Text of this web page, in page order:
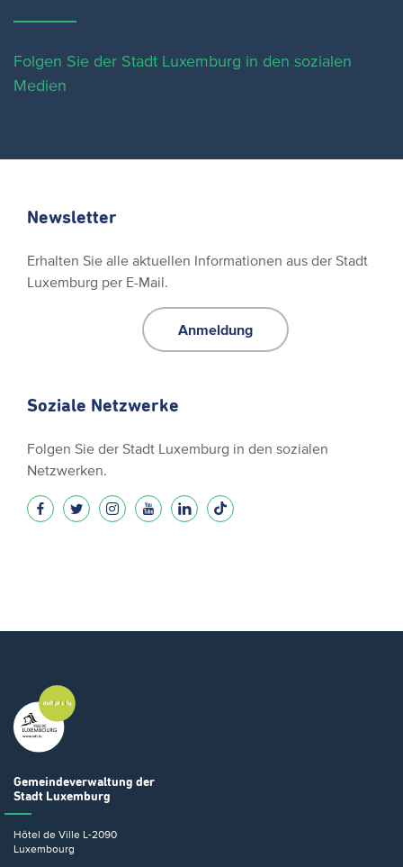
Folgen Sie der Stadt Luxemburg in den sozialen
Medien
Newsletter
Erhalten Sie alle aktuellen Informationen aus der Stadt
Luxemburg per E-Mail.
Anmeldung
Soziale Netzwerke
Folgen Sie der Stadt Luxemburg in den sozialen
Netzwerken.
Gemeindeverwaltung der
Stadt Luxemburg
Hôtel de Ville L-2090
Luxembourg